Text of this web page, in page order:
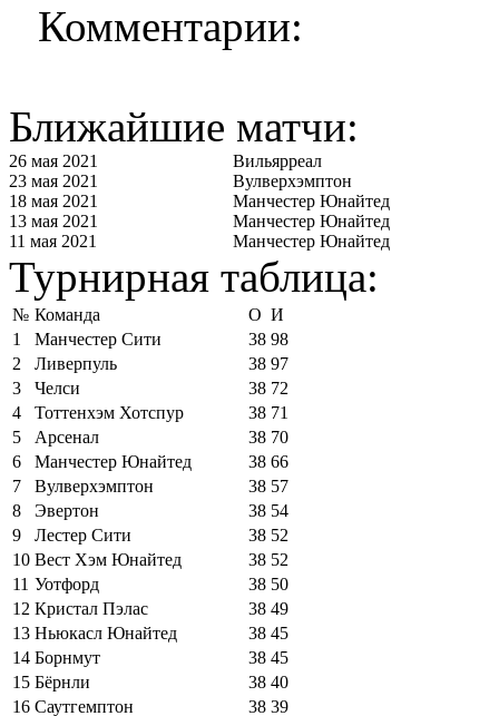
Комментарии:
Ближайшие матчи:
26 мая 2021
Вильярреал
23 мая 2021
Вулверхэмптон
18 мая 2021
Манчестер Юнайтед
13 мая 2021
Манчестер Юнайтед
11 мая 2021
Манчестер Юнайтед
Турнирная таблица:
№ Команда О И
1
Манчестер Сити 38 98
2
Ливерпуль 38 97
3
Челси 38 72
4
Тоттенхэм Хотспур 38 71
5
Арсенал 38 70
6
Манчестер Юнайтед 38 66
7
Вулверхэмптон 38 57
8
Эвертон 38 54
9
Лестер Сити 38 52
10 Вест Хэм Юнайтед 38 52
11 Уотфорд 38 50
12 Кристал Пэлас 38 49
13 Ньюкасл Юнайтед 38 45
14 Борнмут 38 45
15 Бёрнли 38 40
16 Саутгемптон 38 39